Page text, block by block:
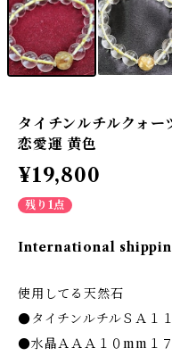
タイチンルチルクォ
恋愛運 黄色
¥19,800
残り1点
International
使用してる天然石
●タイチンルチルＳＡ１
●水晶ＡＡＡ１０mm１